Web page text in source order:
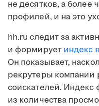
не десятков, а более
профилей, и на это
hh.ru следит за
и формирует индекс
Он показывает,
рекрутеры компании
соискателей. Индекс
из количества